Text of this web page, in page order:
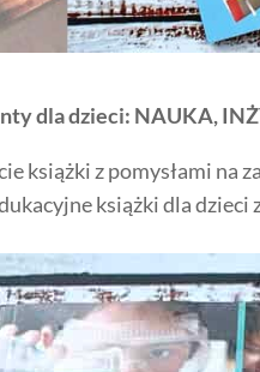
dla dzieci: NAUKA,
książki z pomysłami na
książki dla dzieci